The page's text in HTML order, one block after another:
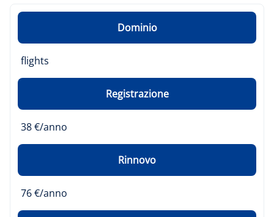
Dominio
flights
Registrazione
38 €/anno
Rinnovo
76 €/anno